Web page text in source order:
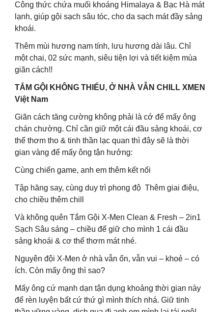
Công thức chứa muối khoáng Himalaya & Bạc Hà mát
lạnh, giúp gội sạch sâu tóc, cho da sạch mát đầy sảng
khoái.
Thêm mùi hương nam tính, lưu hương dài lâu. Chỉ
một chai, 02 sức mạnh, siêu tiện lợi và tiết kiệm mùa
giãn cách!!
TẮM GỘI KHÔNG THIẾU, Ở NHÀ VẪN CHILL XMEN
Việt Nam
Giãn cách tăng cường không phải là cớ để mấy ông
chán chường. Chỉ cần giữ một cái đầu sảng khoái, cơ
thể thơm tho & tinh thần lạc quan thì đây sẽ là thời
gian vàng để mấy ông tận hưởng:
Cùng chiến game, anh em thêm kết nối
Tập hăng say, cùng duy trì phong độ ️ Thêm giai điệu,
cho chiều thêm chill
Và không quên Tắm Gội X-Men Clean & Fresh – 2in1
Sạch Sâu sáng – chiều để giữ cho mình 1 cái đầu
sảng khoái & cơ thể thơm mát nhé.
Nguyên đội X-Men ở nhà vẫn ổn, vẫn vui – khoẻ – có
ích. Còn mấy ông thì sao?
Mấy ông cứ mạnh dạn tận dụng khoảng thời gian này
để rèn luyện bất cứ thứ gì mình thích nhá. Giữ tinh